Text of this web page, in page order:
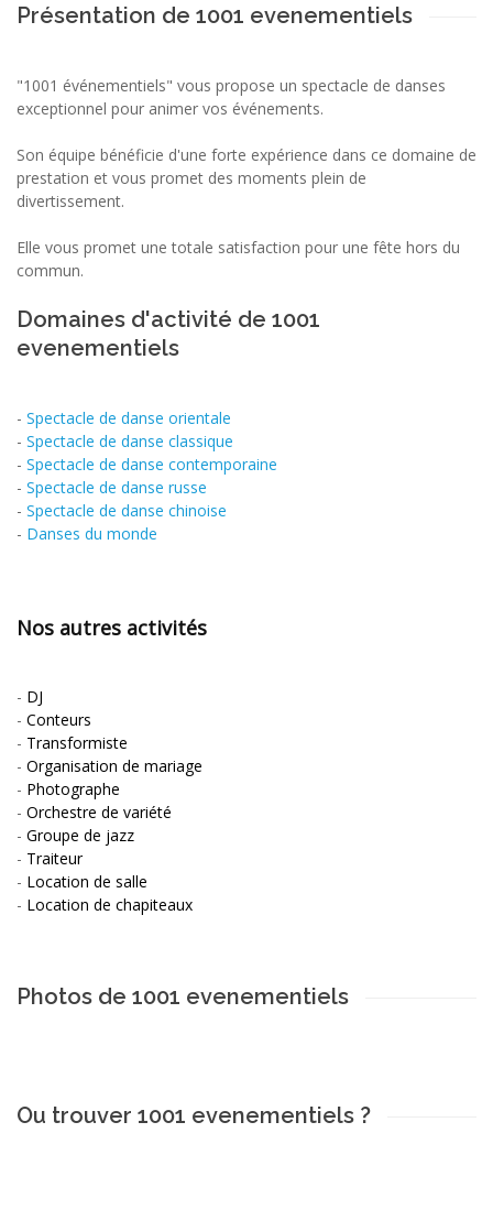
Présentation de 1001 evenementiels
"1001 événementiels" vous propose un spectacle de danses
exceptionnel pour animer vos événements.
Son équipe bénéficie d'une forte expérience dans ce domaine de
prestation et vous promet des moments plein de
divertissement.
Elle vous promet une totale satisfaction pour une fête hors du
commun.
Domaines d'activité de 1001
evenementiels
- Spectacle de danse orientale
- Spectacle de danse classique
- Spectacle de danse contemporaine
- Spectacle de danse russe
- Spectacle de danse chinoise
- Danses du monde
Nos autres activités
- DJ
- Conteurs
- Transformiste
- Organisation de mariage
- Photographe
- Orchestre de variété
- Groupe de jazz
- Traiteur
- Location de salle
- Location de chapiteaux
Photos de 1001 evenementiels
Ou trouver 1001 evenementiels ?